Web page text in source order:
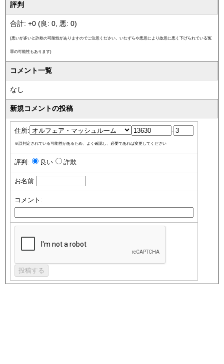
評判
合計: +0 (良: 0, 悪: 0)
(悪いが多いと詐欺の可能性がありますのでご注意ください。いたずらや悪意により故意に悪く下げられている冤
罪の可能性もあります)
コメント一覧
なし
新規コメントの投稿
住所: -
※誤判定されている可能性があるため、よく確認し、必要であれば変更してください
評判: 良い 詐欺
お名前:
コメント: